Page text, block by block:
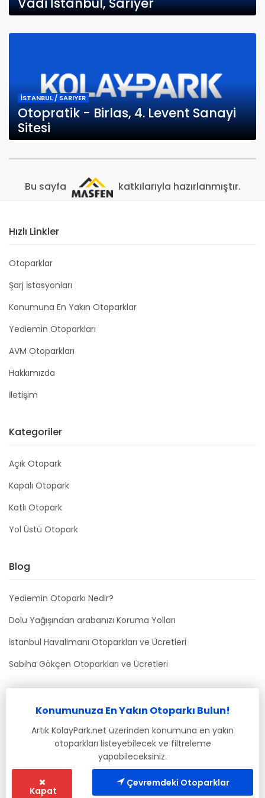
Vadi İstanbul, Sarıyer
İSTANBUL / SARIYER
Otopratik - Birlas, 4. Levent Sanayi
Sitesi
Bu sayfa katkılarıyla hazırlanmıştır.
Hızlı Linkler
Otoparklar
Şarj İstasyonları
Konumuna En Yakın Otoparklar
Yediemin Otoparkları
AVM Otoparkları
Hakkımızda
İletişim
Kategoriler
Açık Otopark
Kapalı Otopark
Katlı Otopark
Yol Üstü Otopark
Blog
Yediemin Otoparkı Nedir?
Dolu Yağışından arabanızı Koruma Yolları
İstanbul Havalimanı Otoparkları ve Ücretleri
Sabiha Gökçen Otoparkları ve Ücretleri
Konumunuza En Yakın Otoparkı Bulun!
Artık KolayPark.net üzerinden konumuna en yakın
otoparkları listeyebilecek ve filtreleme
yapabileceksiniz.
Kapat
Çevremdeki Otoparklar